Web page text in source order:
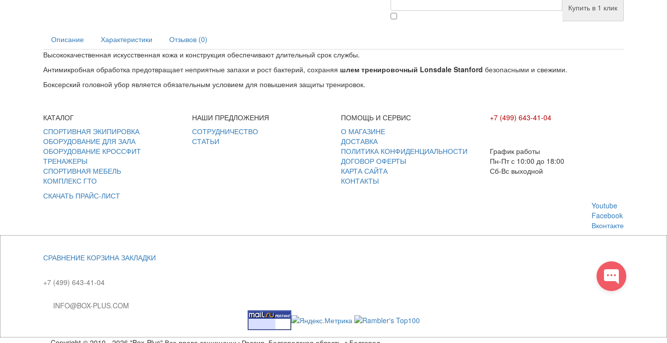
Купить в 1 клик
Описание Характеристики
Отзывов (0)
Высококачественная искусственная кожа и конструкция обеспечивают длительный срок службы.
Антимикробная обработка предотвращает неприятные запахи и рост бактерий, сохраняя шлем тренировочный Lonsdale Stanford безопасными и свежими.
Боксерский головной убор является обязательным условием для повышения защиты тренировок.
КАТАЛОГ
СПОРТИВНАЯ ЭКИПИРОВКА
ОБОРУДОВАНИЕ ДЛЯ ЗАЛА
ОБОРУДОВАНИЕ КРОССФИТ
ТРЕНАЖЕРЫ
СПОРТИВНАЯ МЕБЕЛЬ
КОМПЛЕКС ГТО
СКАЧАТЬ ПРАЙС-ЛИСТ
НАШИ ПРЕДЛОЖЕНИЯ
СОТРУДНИЧЕСТВО
СТАТЬИ
ПОМОЩЬ И СЕРВИС
О МАГАЗИНЕ
ДОСТАВКА
ПОЛИТИКА КОНФИДЕНЦИАЛЬНОСТИ
ДОГОВОР ОФЕРТЫ
КАРТА САЙТА
КОНТАКТЫ
+7 (499) 643-41-04
График работы
Пн-Пт с 10:00 до 18:00
Сб-Вс выходной
Youtube
Facebook
Вконтакте
СРАВНЕНИЕ КОРЗИНАЗАКЛАДКИ
+7 (499) 643-41-04
INFO@BOX-PLUS.COM